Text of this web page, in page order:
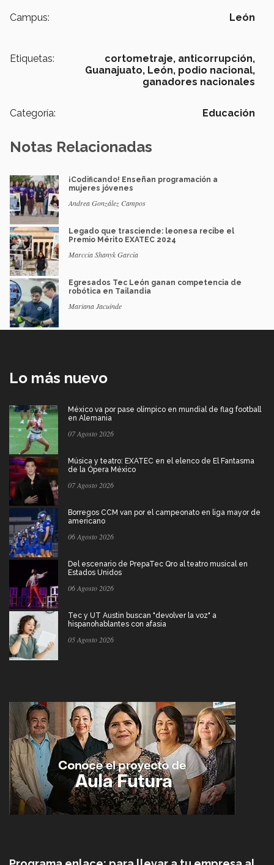
Campus: León
Etiquetas: cortometraje, anticorrupción,
Guanajuato, León, podio nacional,
ganadores nacionales
Categoría: Educación
Notas Relacionadas
¡Codificando! Enseñan programación a
mujeres jóvenes
Andrea González Campos
Legado que trasciende: leonesa recibe el
Premio Mérito EXATEC 2024
Marccia Shanyk García
Egresados Tec León ganan competencia de
robótica en Tailandia
Mariana Jacuinde
Lo más nuevo
México va por pase olímpico en mundial de flag football
en Alemania
07 Agosto 2026
Música y teatro: EXATEC en el elenco de El Fantasma
de la Ópera México
07 Agosto 2026
Borregos CCM van por el campeonato en liga mayor de
americano
06 Agosto 2026
Del escenario de PrepaTec Qro al teatro musical en
Estados Unidos
06 Agosto 2026
Tec y UT Austin buscan "devolver la voz" a
hispanohablantes con afasia
05 Agosto 2026